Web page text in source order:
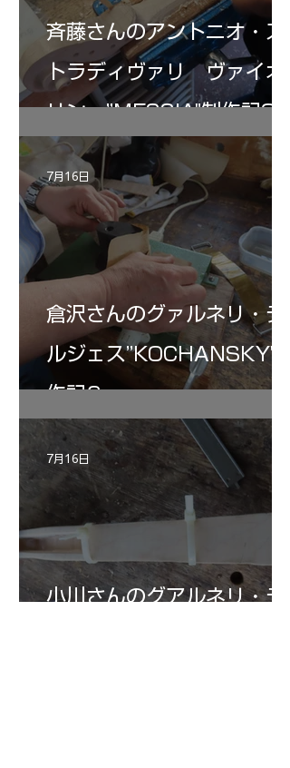
斉藤さんのアントニオ・ス
トラディヴァリ ヴァイオ
リン ”MESSIA"制作記32
倉沢さんのグァルネリ・デ
ルジェス”KOCHANSKY"制
作記6
7月16日
小川さんのグアルネリ・デ
7月16日